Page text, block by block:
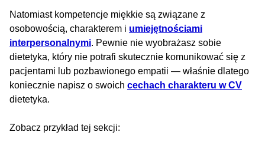
Natomiast kompetencje miękkie są związane z
osobowością, charakterem i umiejętnościami
interpersonalnymi. Pewnie nie wyobrażasz sobie
dietetyka, który nie potrafi skutecznie komunikować się z
pacjentami lub pozbawionego empatii — właśnie dlatego
koniecznie napisz o swoich cechach charakteru w CV
dietetyka.
Zobacz przykład tej sekcji: